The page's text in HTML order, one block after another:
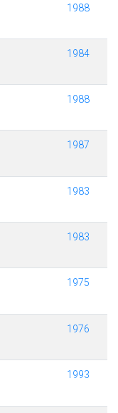
1988
1984
1988
1987
1983
1983
1975
1976
1993